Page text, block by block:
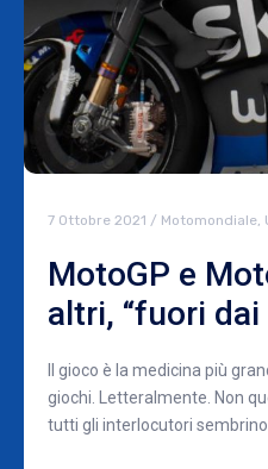
7 Ottobre 2021 / Motomondiale,
MotoGP e
altri, “fuori dai
Il gioco è la medicina più
giochi. Letteralmente. Non
tutti gli interlocutori